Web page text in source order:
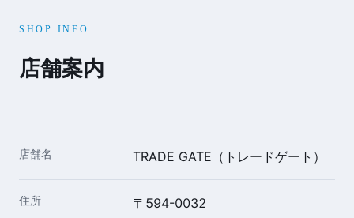
SHOP INFO
店舗案内
店舗名 TRADE GATE（トレードゲート）
住所
〒594-0032